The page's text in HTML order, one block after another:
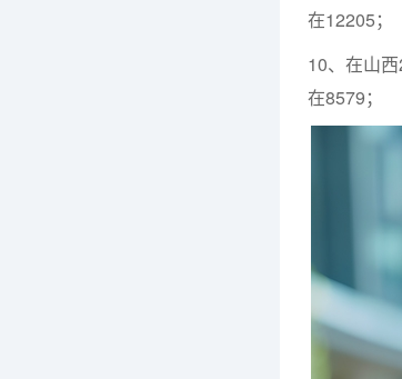
在12205；
10、在山
在8579；